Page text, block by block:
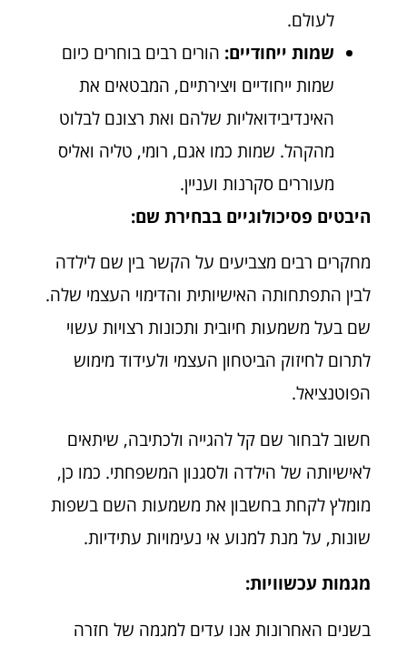
לעולם.
שמות ייחודיים: הורים רבים בוחרים כיום
שמות ייחודיים ויצירתיים, המבטאים את
האינדיבידואליות שלהם ואת רצונם לבלוט
מהקהל. שמות כמו אגם, רומי, טליה ואליס
מעוררים סקרנות ועניין.
היבטים פסיכולוגיים בבחירת שם:
מחקרים רבים מצביעים על הקשר בין שם לילדה
לבין התפתחותה האישיותית והדימוי העצמי שלה.
שם בעל משמעות חיובית ותכונות רצויות עשוי
לתרום לחיזוק הביטחון העצמי ולעידוד מימוש
הפוטנציאל.
חשוב לבחור שם קל להגייה ולכתיבה, שיתאים
לאישיותה של הילדה ולסגנון המשפחתי. כמו כן,
מומלץ לקחת בחשבון את משמעות השם בשפות
שונות, על מנת למנוע אי נעימויות עתידיות.
מגמות עכשוויות:
בשנים האחרונות אנו עדים למגמה של חזרה